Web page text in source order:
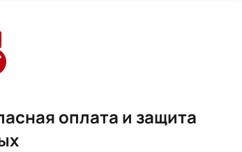
оплата и защита